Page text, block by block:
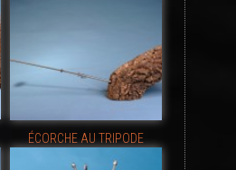
ÉCORCHE AU TRIPODE